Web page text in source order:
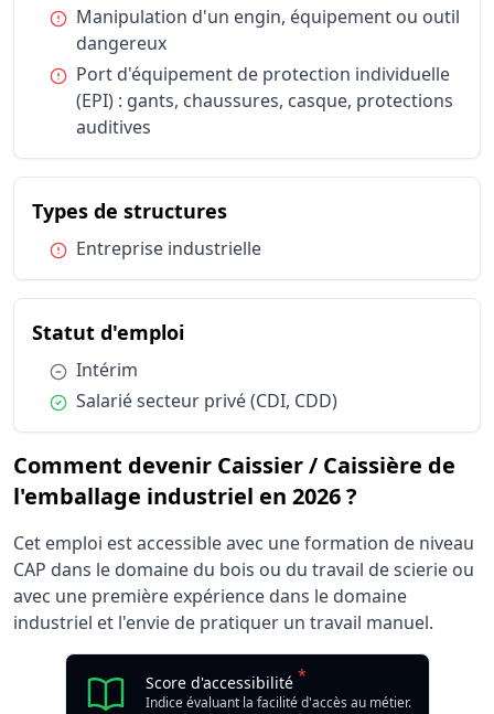
Condition :
Manipulation d'un engin, équipement ou outil
dangereux
Condition :
Port d'équipement de protection individuelle
(EPI) : gants, chaussures, casque, protections
auditives
Types de structuresdu métier Caissier /
Condition :
Entreprise industrielle
Statut d'emploidu métier Caissier / Caissière
Condition :
Intérim
Condition :
Salarié secteur privé (CDI, CDD)
Comment devenir Caissier / Caissière de
l'emballage industriel en 2026 ?
Cet emploi est accessible avec une formation de niveau
CAP dans le domaine du bois ou du travail de scierie ou
avec une première expérience dans le domaine
industriel et l'envie de pratiquer un travail manuel.
Score d'accessibilité *
Indice évaluant la facilité d'accès au métier.